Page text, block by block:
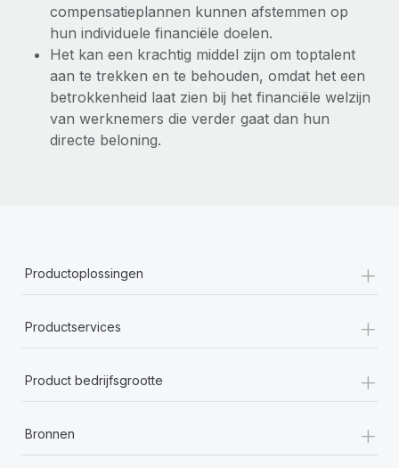
compensatieplannen kunnen afstemmen op
hun individuele financiële doelen.
Het kan een krachtig middel zijn om toptalent
aan te trekken en te behouden, omdat het een
betrokkenheid laat zien bij het financiële welzijn
van werknemers die verder gaat dan hun
directe beloning.
Productoplossingen +
Productservices +
Product bedrijfsgrootte +
Bronnen +